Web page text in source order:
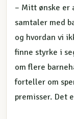
– Mitt ønske er
samtaler med
og hvordan vi
finne styrke i
om flere
forteller om
premisser. Det